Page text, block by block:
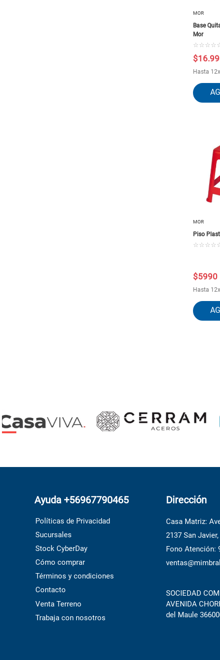
MOR
Base
Mor
☆ ☆ ☆ ☆
$16.
Hasta 12
MOR
Piso
☆ ☆ ☆ ☆
$5990
Hasta 12
Ayuda +56967790465
Políticas de Privacidad
Sucursales
Stock CyberDay
Cómo comprar
Términos y condiciones
Contacto
Venta Terreno
Trabaja con nosotros
Dirección
Casa Matriz:
2137 San
Fono Atención:
SOCIEDAD
AVENIDA
del Maule